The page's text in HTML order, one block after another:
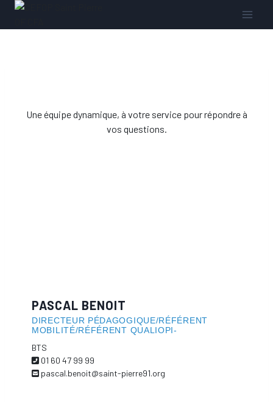
Une équipe dynamique, à votre service pour répondre à
vos questions.
PASCAL BENOIT
DIRECTEUR PÉDAGOGIQUE/RÉFÉRENT
MOBILITÉ/RÉFÉRENT QUALIOPI-
BTS
01 60 47 99 99
pascal.benoit@saint-pierre91.org